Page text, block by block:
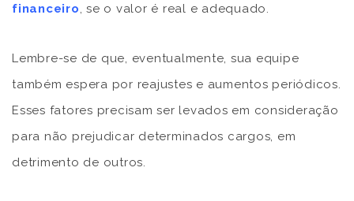
financeiro, se o valor é real e adequado.
Lembre-se de que, eventualmente, sua equipe
também espera por reajustes e aumentos periódicos.
Esses fatores precisam ser levados em consideração
para não prejudicar determinados cargos, em
detrimento de outros.